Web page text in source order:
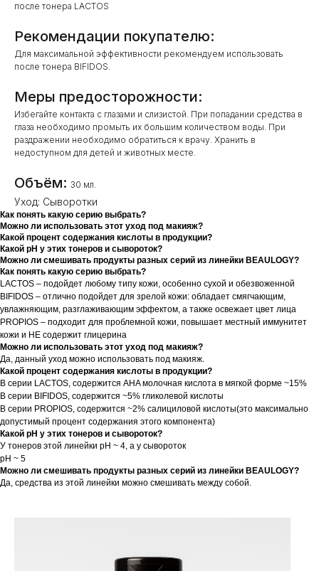
после тонера LACTOS
Рекомендации покупателю:
Для максимальной эффективности рекомендуем использовать
после тонера BIFIDOS.
Меры предосторожности:
Избегайте контакта с глазами и слизистой. При попадании средства в
глаза необходимо промыть их большим количеством воды. При
раздражении необходимо обратиться к врачу. Хранить в
недоступном для детей и животных месте.
Объём: 30 мл.
Уход: Сыворотки
Как понять какую серию выбрать?
Можно ли использовать этот уход под макияж?
Какой процент содержания кислоты в продукции?
Какой pH у этих тонеров и сывороток?
Можно ли смешивать продукты разных серий из линейки BEAULOGY?
Как понять какую серию выбрать?
LACTOS – подойдет любому типу кожи, особенно сухой и обезвоженной
BIFIDOS – отлично подойдет для зрелой кожи: обладает смягчающим,
увлажняющим, разглаживающим эффектом, а также освежает цвет лица
PROPIOS – подходит для проблемной кожи, повышает местный иммунитет
кожи и НЕ содержит глицерина
Можно ли использовать этот уход под макияж?
Да, данный уход можно использовать под макияж.
Какой процент содержания кислоты в продукции?
В серии LACTOS, содержится AHA молочная кислота в мягкой форме ~15%
В серии BIFIDOS, содержится ~5% гликолевой кислоты
В серии PROPIOS, содержится ~2% салициловой кислоты(это максимально
допустимый процент содержания этого компонента)
Какой pH у этих тонеров и сывороток?
У тонеров этой линейки pH ~ 4, а у сывороток
pH ~ 5
Можно ли смешивать продукты разных серий из линейки BEAULOGY?
Да, средства из этой линейки можно смешивать между собой.